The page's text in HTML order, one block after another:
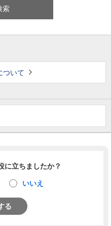
索
ついて
に立ちましたか？
いいえ
る